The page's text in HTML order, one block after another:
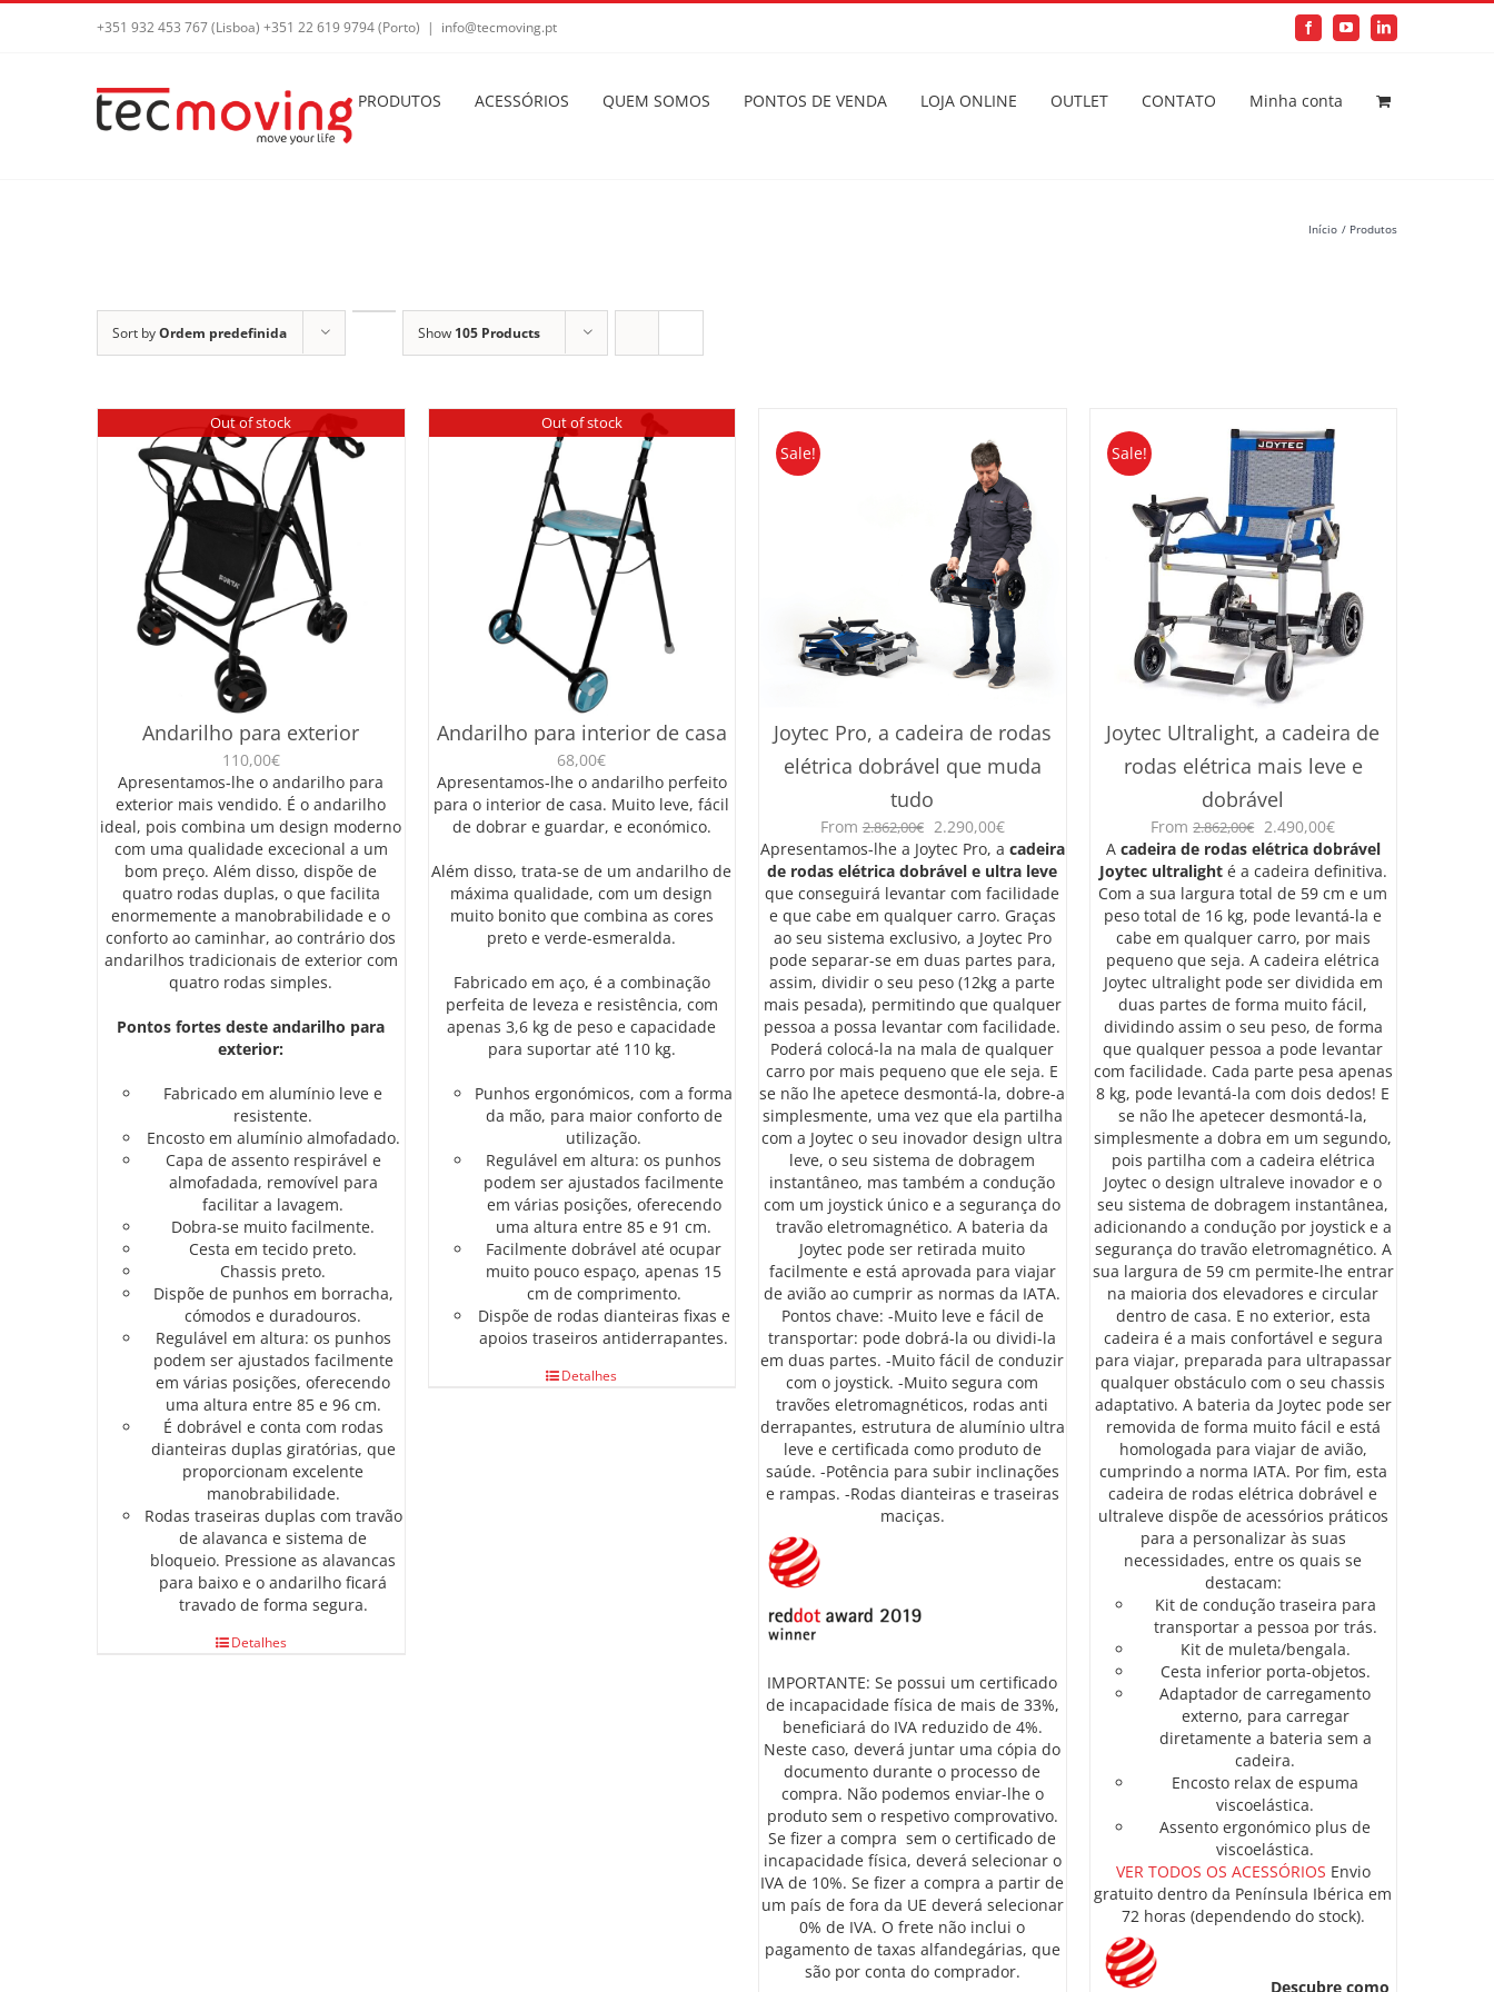
+351 932 453 767 (Lisboa) +351 22 619 9794 (Porto) | info@tecmoving.pt FacebookYouTubeLinkedIn
PRODUTOS ACESSÓRIOS QUEM SOMOS PONTOS DE VENDA LOJA ONLINE OUTLET CONTATO Minha conta
Início Produtos
Sort byOrdem predefinida Show 105 Products
Out of stock
Andarilho para exterior
110,00€
Apresentamos-lhe o andarilho para
exterior mais vendido. É o andarilho
ideal, pois combina um design moderno
com uma qualidade excecional a um
bom preço. Além disso, dispõe de
quatro rodas duplas, o que facilita
enormemente a manobrabilidade e o
conforto ao caminhar, ao contrário dos
andarilhos tradicionais de exterior com
quatro rodas simples.
Pontos fortes deste andarilho para
exterior:
Fabricado em alumínio leve e
resistente.
Encosto em alumínio almofadado.
Capa de assento respirável e
almofadada, removível para
facilitar a lavagem.
Dobra-se muito facilmente.
Cesta em tecido preto.
Chassis preto.
Dispõe de punhos em borracha,
cómodos e duradouros.
Regulável em altura: os punhos
podem ser ajustados facilmente
em várias posições, oferecendo
uma altura entre 85 e 96 cm.
É dobrável e conta com rodas
dianteiras duplas giratórias, que
proporcionam excelente
manobrabilidade.
Rodas traseiras duplas com travão
de alavanca e sistema de
bloqueio. Pressione as alavancas
para baixo e o andarilho ficará
travado de forma segura.
Detalhes
Out of stock
Andarilho para interior de casa
68,00€
Apresentamos-lhe o andarilho perfeito
para o interior de casa. Muito leve, fácil
de dobrar e guardar, e económico.
Além disso, trata-se de um andarilho de
máxima qualidade, com um design
muito bonito que combina as cores
preto e verde-esmeralda.
Fabricado em aço, é a combinação
perfeita de leveza e resistência, com
apenas 3,6 kg de peso e capacidade
para suportar até 110 kg.
Punhos ergonómicos, com a forma
da mão, para maior conforto de
utilização.
Regulável em altura: os punhos
podem ser ajustados facilmente
em várias posições, oferecendo
uma altura entre 85 e 91 cm.
Facilmente dobrável até ocupar
muito pouco espaço, apenas 15
cm de comprimento.
Dispõe de rodas dianteiras fixas e
apoios traseiros antiderrapantes.
Detalhes
Sale!
Joytec Pro, a cadeira de rodas
elétrica dobrável que muda
tudo
From 2.862,00€ O
preço
original
era:
2.862,00€.
2.290,00€O
preço
atual
é:
2.290,00€.
Apresentamos-lhe a Joytec Pro, a cadeira
de rodas elétrica dobrável e ultra leve
que conseguirá levantar com facilidade
e que cabe em qualquer carro. Graças
ao seu sistema exclusivo, a Joytec Pro
pode separar-se em duas partes para,
assim, dividir o seu peso (12kg a parte
mais pesada), permitindo que qualquer
pessoa a possa levantar com facilidade.
Poderá colocá-la na mala de qualquer
carro por mais pequeno que ele seja. E
se não lhe apetece desmontá-la, dobre-a
simplesmente, uma vez que ela partilha
com a Joytec o seu inovador design ultra
leve, o seu sistema de dobragem
instantâneo, mas também a condução
com um joystick único e a segurança do
travão eletromagnético. A bateria da
Joytec pode ser retirada muito
facilmente e está aprovada para viajar
de avião ao cumprir as normas da IATA.
Pontos chave: -Muito leve e fácil de
transportar: pode dobrá-la ou dividi-la
em duas partes. -Muito fácil de conduzir
com o joystick. -Muito segura com
travões eletromagnéticos, rodas anti
derrapantes, estrutura de alumínio ultra
leve e certificada como produto de
saúde. -Potência para subir inclinações
e rampas. -Rodas dianteiras e traseiras
maciças.
IMPORTANTE: Se possui um certificado
de incapacidade física de mais de 33%,
beneficiará do IVA reduzido de 4%.
Neste caso, deverá juntar uma cópia do
documento durante o processo de
compra. Não podemos enviar-lhe o
produto sem o respetivo comprovativo.
Se fizer a compra sem o certificado de
incapacidade física, deverá selecionar o
IVA de 10%. Se fizer a compra a partir de
um país de fora da UE deverá selecionar
0% de IVA. O frete não inclui o
pagamento de taxas alfandegárias, que
são por conta do comprador.
Sale!
Joytec Ultralight, a cadeira de
rodas elétrica mais leve e
dobrável
From 2.862,00€ O
preço
original
era:
2.862,00€.
2.490,00€O
preço
atual
é:
2.490,00€.
A cadeira de rodas elétrica dobrável
Joytec ultralighté a cadeira definitiva.
Com a sua largura total de 59 cm e um
peso total de 16 kg, pode levantá-la e
cabe em qualquer carro, por mais
pequeno que seja. A cadeira elétrica
Joytec ultralight pode ser dividida em
duas partes de forma muito fácil,
dividindo assim o seu peso, de forma
que qualquer pessoa a pode levantar
com facilidade. Cada parte pesa apenas
8 kg, pode levantá-la com dois dedos! E
se não lhe apetecer desmontá-la,
simplesmente a dobra em um segundo,
pois partilha com a cadeira elétrica
Joytec o design ultraleve inovador e o
seu sistema de dobragem instantânea,
adicionando a condução por joystick e a
segurança do travão eletromagnético. A
sua largura de 59 cm permite-lhe entrar
na maioria dos elevadores e circular
dentro de casa. E no exterior, esta
cadeira é a mais confortável e segura
para viajar, preparada para ultrapassar
qualquer obstáculo com o seu chassis
adaptativo. A bateria da Joytec pode ser
removida de forma muito fácil e está
homologada para viajar de avião,
cumprindo a norma IATA. Por fim, esta
cadeira de rodas elétrica dobrável e
ultraleve dispõe de acessórios práticos
para a personalizar às suas
necessidades, entre os quais se
destacam:
Kit de condução traseira para
transportar a pessoa por trás.
Kit de muleta/bengala.
Cesta inferior porta-objetos.
Adaptador de carregamento
externo, para carregar
diretamente a bateria sem a
cadeira.
Encosto relax de espuma
viscoelástica.
Assento ergonómico plus de
viscoelástica.
VER TODOS OS ACESSÓRIOS Envio
gratuito dentro da Península Ibérica em
72 horas (dependendo do stock).
Descubre como